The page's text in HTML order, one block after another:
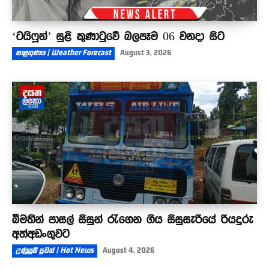
‘ටයිෆූන්’ සුළි කුණාටුවේ බලපෑම 06 වනදා සිට
කාළගුණය | Weather Forecast August 3, 2026
බීමතින් පාසල් සිසුන් රැගෙන ගිය සිසුසැරියේ රියදුරු
අත්අඩංගුවට
උණුසුම් පුවත් | Hot News August 4, 2026